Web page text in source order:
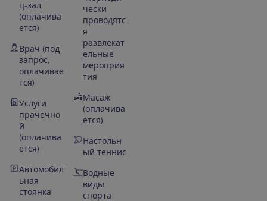
ц-зал
(оплачива
ется)
Врач (под
запрос,
оплачивае
тся)
Услуги
прачечно
й
(оплачива
ется)
Автомобил
ьная
стоянка
чески
проводятс
я
развлекат
ельные
мероприя
тия
Масаж
(оплачива
ется)
Настольн
ый теннис
Водные
виды
спорта